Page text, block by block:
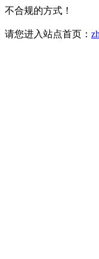
不合规的方式！
请您进入站点首页：